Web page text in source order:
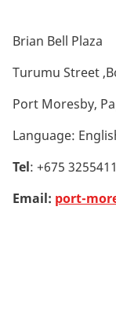
Brian Bell Plaza
Turumu Street
Port Moresby,
Language:
Tel: +675 3255411
Email: port-